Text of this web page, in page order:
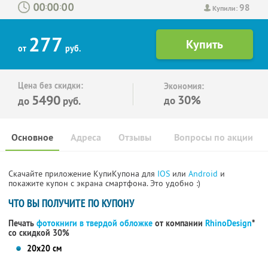
Купили:98
: :
от 277 руб.
Цена без скидки:
до 5490 руб.
Экономия:
до 30%
Основное Отзывы Вопросы по акции
Адреса
Скачайте приложение КупиКупона для IOS или Android и
покажите купон с экрана смартфона. Это удобно :)
ЧТО ВЫ ПОЛУЧИТЕ ПО КУПОНУ
Печать фотокниги в твердой обложке от компании RhinoDesign*
со скидкой 30%
20х20 см